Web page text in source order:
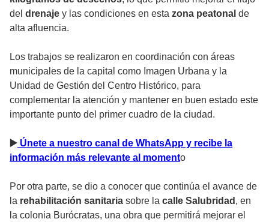
del drenaje y las condiciones en esta zona peatonal de
alta afluencia.
Los trabajos se realizaron en coordinación con áreas
municipales de la capital como Imagen Urbana y la
Unidad de Gestión del Centro Histórico, para
complementar la atención y mantener en buen estado este
importante punto del primer cuadro de la ciudad.
▶ ️ Únete a nuestro canal de WhatsApp y recibe la
información más relevante al momento
Por otra parte, se dio a conocer que continúa el avance de
la rehabilitación sanitaria sobre la calle Salubridad , en
la colonia Burócratas, una obra que permitirá mejorar el